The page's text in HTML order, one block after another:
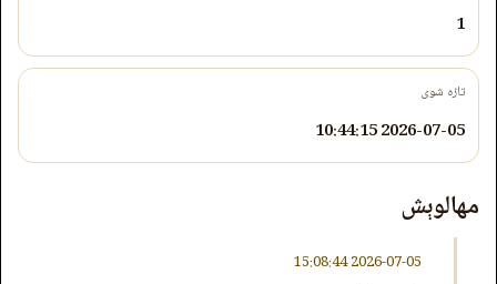
1
تازه شوی
2026-07-05 10:44:15
مهالوېش
2026-07-05 15:08:44